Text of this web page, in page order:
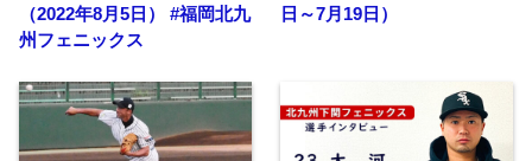
（2022年8月5日） #福岡北九
州フェニックス
日～7月19日）